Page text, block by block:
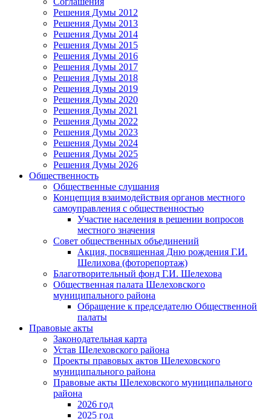
Решения Думы 2012
Решения Думы 2013
Решения Думы 2014
Решения Думы 2015
Решения Думы 2016
Решения Думы 2017
Решения Думы 2018
Решения Думы 2019
Решения Думы 2020
Решения Думы 2021
Решения Думы 2022
Решения Думы 2023
Решения Думы 2024
Решения Думы 2025
Решения Думы 2026
Общественность
Общественные слушания
Концепция взаимодействия органов местного
самоуправления с общественностью
Участие населения в решении вопросов
местного значения
Совет общественных объединений
Акция, посвященная Дню рождения Г.И.
Шелихова (фоторепортаж)
Благотворительный фонд Г.И. Шелехова
Общественная палата Шелеховского
муниципального района
Обращение к председателю Общественной
палаты
Правовые акты
Законодательная карта
Устав Шелеховского района
Проекты правовых актов Шелеховского
муниципального района
Правовые акты Шелеховского муниципального
района
2026 год
2025 год